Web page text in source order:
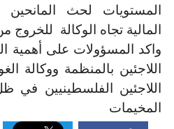
المستويات لحث المانحين
المالية تجاه الوكالة للخروج
واكد المسؤولات على أهمية
اللاجئين بالمنظمة
اللاجئين الفلسطينيين في
المخيمات